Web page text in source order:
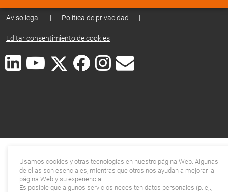
Aviso legal | Política de privacidad |
Editar consentimiento de cookies
Usamos cookies y otras tecnologías en nuestro página Web. Algunas
de ellas son esenciales, mientras que otros nos ayudan a mejorar la
página Web y su experiencia.
Es posible que algunos servicios necesiten datos personales (p. ej.,